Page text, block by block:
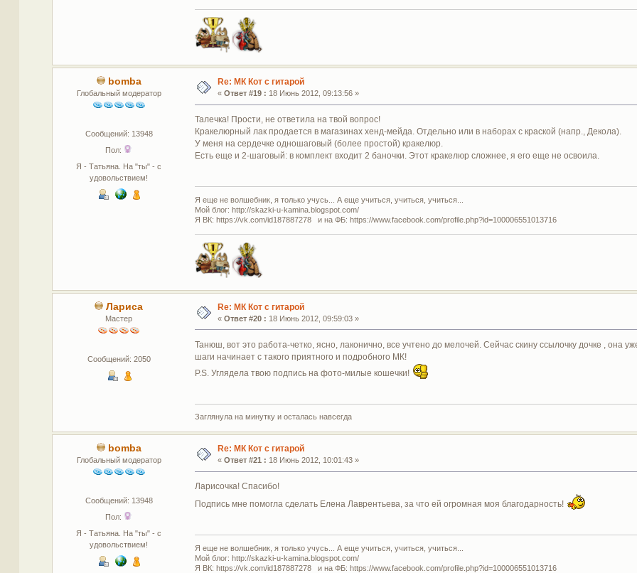
bomba
Глобальный модератор
Сообщений: 13948
Пол:
Я - Татьяна. На "ты" - с
удовольствием!
Re: МК Кот с гитарой
« Ответ #19 : 18 Июнь 2012, 09:13:56 »
Талечка! Прости, не ответила на твой вопрос!
Кракелюрный лак продается в магазинах хенд-мейда. Отдельно или в наборах с краской (напр., Декола).
У меня на сердечке одношаговый (более простой) кракелюр.
Есть еще и 2-шаговый: в комплект входит 2 баночки. Этот кракелюр сложнее, я его еще не освоила.
Я еще не волшебник, я только учусь... А еще учиться, учиться, учиться...
Мой блог: http://skazki-u-kamina.blogspot.com/
Я ВК: https://vk.com/id187887278 и на ФБ: https://www.facebook.com/profile.php?id=100006551013716
Лариса
Мастер
Сообщений: 2050
Re: МК Кот с гитарой
« Ответ #20 : 18 Июнь 2012, 09:59:03 »
Танюш, вот это работа-четко, ясно, лаконично, все учтено до мелочей. Сейчас скину ссылочку дочке , она
шаги начинает с такого приятного и подробного МК!
Р.S. Углядела твою подпись на фото-милые кошечки!
Заглянула на минутку и осталась навсегда
bomba
Глобальный модератор
Сообщений: 13948
Пол:
Я - Татьяна. На "ты" - с
удовольствием!
Re: МК Кот с гитарой
« Ответ #21 : 18 Июнь 2012, 10:01:43 »
Ларисочка! Спасибо!
Подпись мне помогла сделать Елена Лаврентьева, за что ей огромная моя благодарность!
Я еще не волшебник, я только учусь... А еще учиться, учиться, учиться...
Мой блог: http://skazki-u-kamina.blogspot.com/
Я ВК: https://vk.com/id187887278 и на ФБ: https://www.facebook.com/profile.php?id=100006551013716